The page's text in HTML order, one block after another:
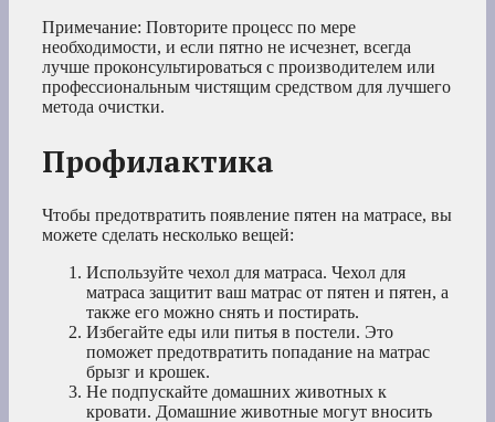
Примечание: Повторите процесс по мере
необходимости, и если пятно не исчезнет, всегда
лучше проконсультироваться с производителем или
профессиональным чистящим средством для лучшего
метода очистки.
Профилактика
Чтобы предотвратить появление пятен на матрасе, вы
можете сделать несколько вещей:
Используйте чехол для матраса. Чехол для
матраса защитит ваш матрас от пятен и пятен, а
также его можно снять и постирать.
Избегайте еды или питья в постели. Это
поможет предотвратить попадание на матрас
брызг и крошек.
Не подпускайте домашних животных к
кровати. Домашние животные могут вносить